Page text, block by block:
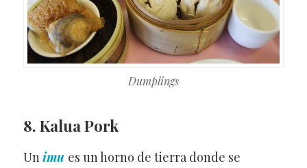
Dumplings
8. Kalua Pork
Unimu es un horno de tierra donde se